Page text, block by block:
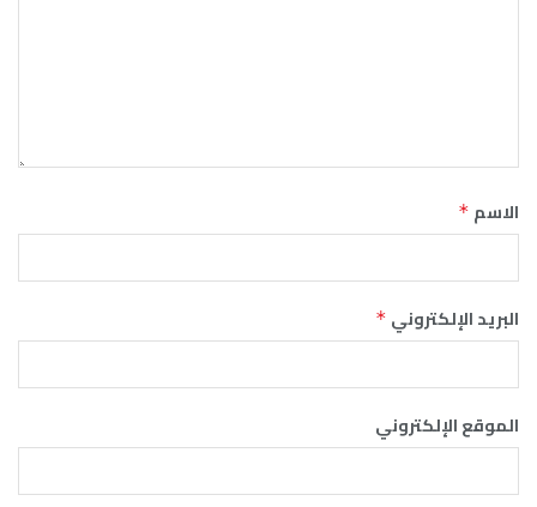
الاسم *
البريد الإلكتروني *
الموقع الإلكتروني